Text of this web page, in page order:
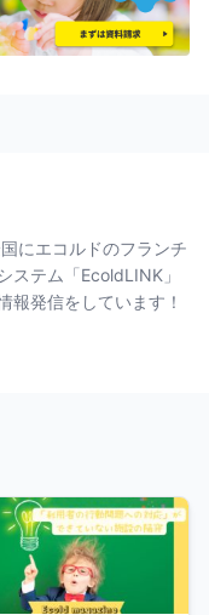
にエコルドのフランチ
ステム「EcoldLINK」
報発信をしています！